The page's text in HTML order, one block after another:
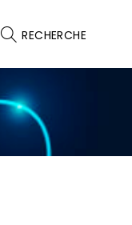
RECHERCHE